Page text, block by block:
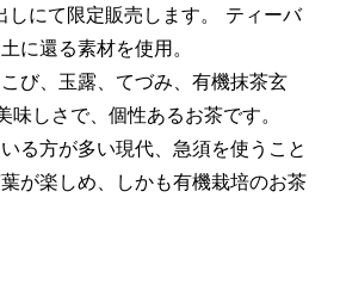
にて限定販売します。 ティーバ
に還る素材を使用。
び、玉露、てづみ、有機抹茶玄
しさで、個性あるお茶です。
る方が多い現代、急須を使うこと
が楽しめ、しかも有機栽培のお茶